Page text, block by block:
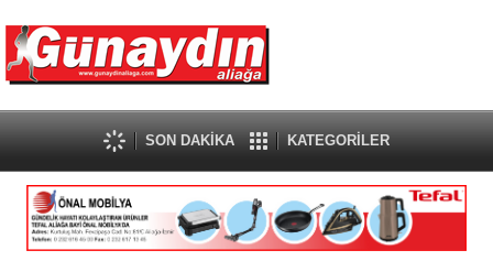
SON DAKİKA KATEGORİLER